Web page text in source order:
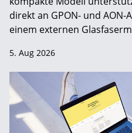
direkt an GPON- und
einem externen
5. Aug 2026